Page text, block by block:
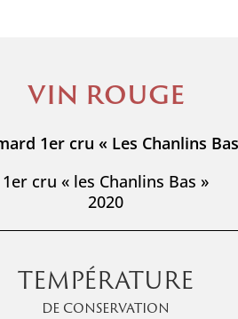
VIN ROUGE
1er cru « Les Chanlins
1er cru « les Chanlins Bas »
2020
TEMPÉRATURE
de conservation